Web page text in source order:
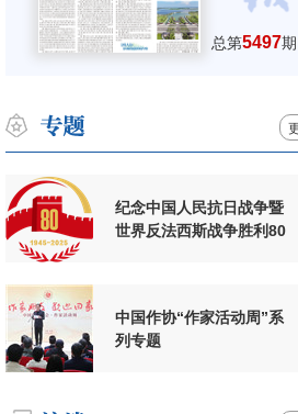
总第5497期
纪念中国人民抗日战争暨
世界反法西斯战争胜利80
中国作协“作家活动周”系
列专题